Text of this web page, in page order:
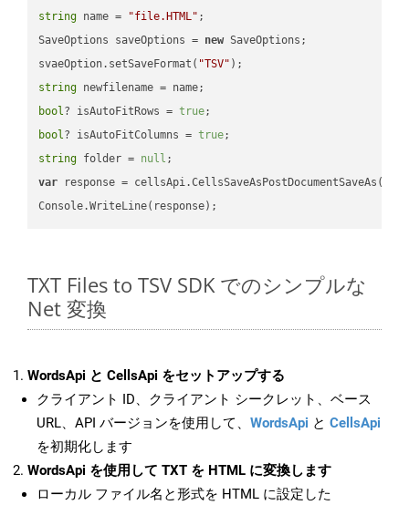
string name = "file.HTML" ;
SaveOptions saveOptions = new SaveOptions;
svaeOption.setSaveFormat( "TSV"
string
bool? isAutoFitRows = true
bool? isAutoFitColumns = true
string folder = null
var response =
TXT Files to TSV SDK でのシンプルな
Net 変換
WordsApi と CellsApi をセットアップする
クライアント ID、クライアント シークレット、ベース
URL、API バージョンを使用して、 WordsApi と CellsApi
を初期化します
WordsApi を使用して TXT を HTML に変換します
ローカル ファイル名と形式を HTML に設定した